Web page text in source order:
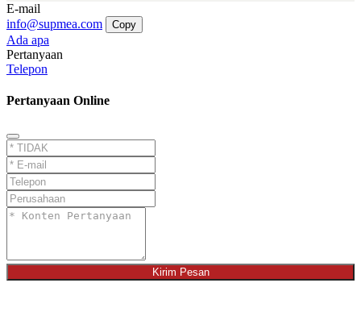
E-mail
info@supmea.com
Copy
Ada apa
Pertanyaan
Telepon
Pertanyaan Online
Kirim Pesan